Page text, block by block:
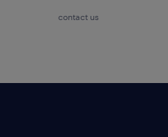
contact us